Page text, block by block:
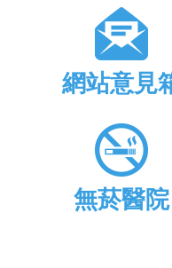
網站意見
無菸醫院